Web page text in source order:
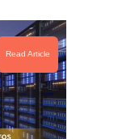
Read Article